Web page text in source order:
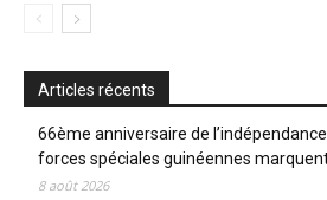
Articles récents
66ème anniversaire de l’indépendance
forces spéciales guinéennes
8 août 2026